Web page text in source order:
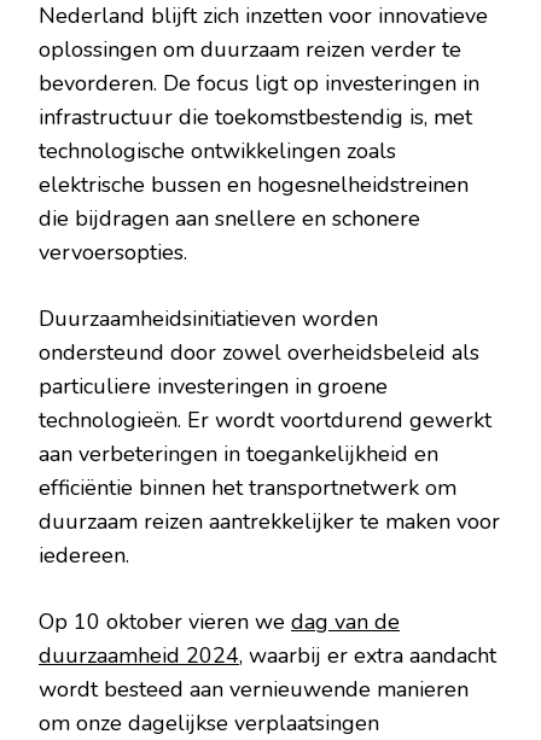
Nederland blijft zich inzetten voor innovatieve
oplossingen om duurzaam reizen verder te
bevorderen. De focus ligt op investeringen in
infrastructuur die toekomstbestendig is, met
technologische ontwikkelingen zoals
elektrische bussen en hogesnelheidstreinen
die bijdragen aan snellere en schonere
vervoersopties.
Duurzaamheidsinitiatieven worden
ondersteund door zowel overheidsbeleid als
particuliere investeringen in groene
technologieën. Er wordt voortdurend gewerkt
aan verbeteringen in toegankelijkheid en
efficiëntie binnen het transportnetwerk om
duurzaam reizen aantrekkelijker te maken voor
iedereen.
Op 10 oktober vieren we dag van de
duurzaamheid 2024, waarbij er extra aandacht
wordt besteed aan vernieuwende manieren
om onze dagelijkse verplaatsingen